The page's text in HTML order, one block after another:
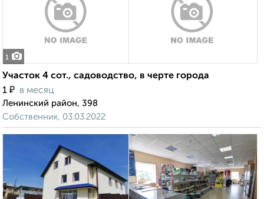
1
Участок 4 сот., садоводство, в черте города
1 ₽ в месяц
Ленинский район, 398
Собственник, 03.03.2022